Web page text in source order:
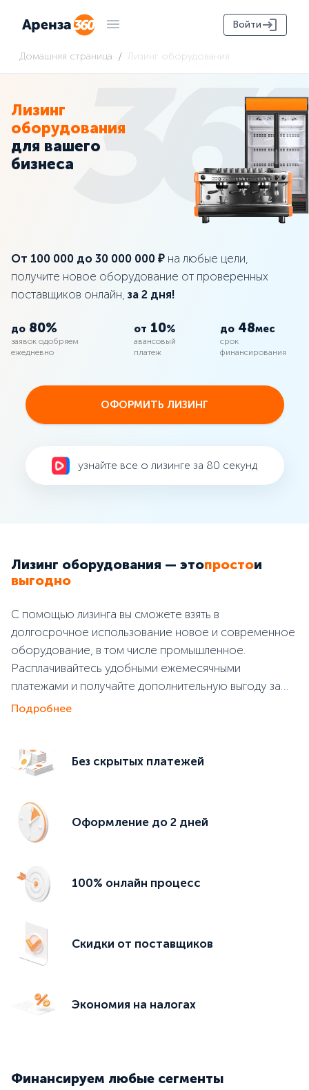
Войти
Домашняя страница / Лизинг оборудования
Лизинг
оборудования
для вашего
бизнеса
Oт 100 000 до 30 000 000 ₽ на любые цели,
получите новое оборудование от проверенных
поставщиков онлайн, за 2 дня!
до 80%
заявок одобряем
ежедневно
от 10%
авансовый
платеж
до 48мес
срок
финансирования
ОФОРМИТЬ ЛИЗИНГ
узнайте все о лизинге за 80 секунд
Лизинг оборудования — этопростои
выгодно
С помощью лизинга вы сможете взять в
долгосрочное использование новое и современное
оборудование, в том числе промышленное.
Расплачивайтесь удобными ежемесячными
платежами и получайте дополнительную выгоду за
счет налоговых преференций и скидок от
расширения бизнеса без обременения баланса
компании
Подробнее
Без скрытых платежей
Оформление до 2 дней
100% онлайн процесс
Скидки от поставщиков
Экономия на налогах
Финансируем любые сегменты